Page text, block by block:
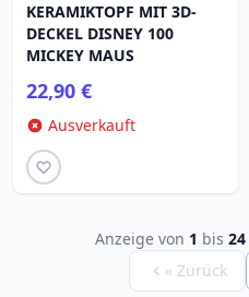
KERAMIKTOPF MIT 3D-
DECKEL DISNEY 100
MICKEY MAUS
22,90 €
Ausverkauft
Anzeige von 1 bis 24
« Zurück